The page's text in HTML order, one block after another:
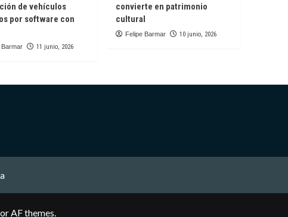
de vehículos
por software con
Barmar 11 junio, 2026
convierte en patrimonio
cultural
Felipe Barmar 10 junio, 2026
AF themes.